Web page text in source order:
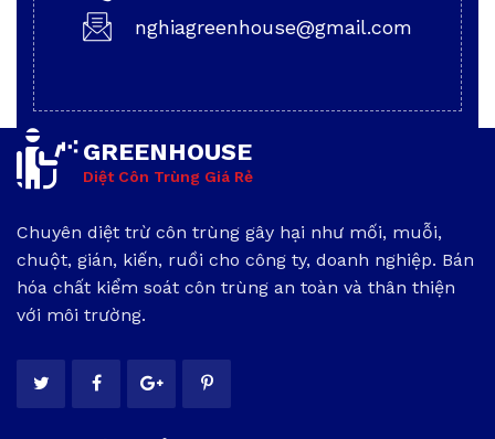
nghiagreenhouse@gmail.com
GREENHOUSE
Diệt Côn Trùng Giá Rẻ
Chuyên diệt trừ côn trùng gây hại như mối, muỗi,
chuột, gián, kiến, ruồi cho công ty, doanh nghiệp. Bán
hóa chất kiểm soát côn trùng an toàn và thân thiện
với môi trường.